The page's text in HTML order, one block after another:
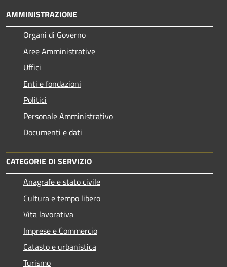
AMMINISTRAZIONE
Organi di Governo
Aree Amministrative
Uffici
Enti e fondazioni
Politici
Personale Amministrativo
Documenti e dati
CATEGORIE DI SERVIZIO
Anagrafe e stato civile
Cultura e tempo libero
Vita lavorativa
Imprese e Commercio
Catasto e urbanistica
Turismo